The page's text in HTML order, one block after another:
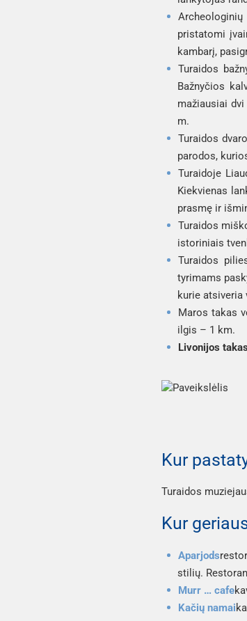
pristatomi
kambarį,
Turaidos
Bažnyčios
mažiausiai
m.
Turaidos
parodos,
Turaidoje
Kiekvienas
prasmę ir
Turaidos
istoriniais
Turaidos
tyrimams
kurie atsiveria
Maros takas
ilgis – 1 km.
Livonijos takas
Kur
Turaidos
Kur
Aparjods
stilių.
Murr … cafe
Kačių namai